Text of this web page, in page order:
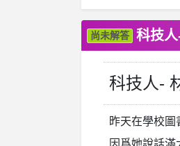
尚未解答 科技
科技人-
昨天在學校